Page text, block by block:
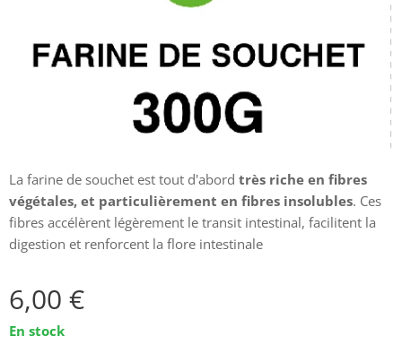
La farine de souchet est tout d'abord très riche en fibres
végétales, et particulièrement en fibres insolubles. Ces
fibres accélèrent légèrement le transit intestinal, facilitent la
digestion et renforcent la flore intestinale
6,00 €
En stock